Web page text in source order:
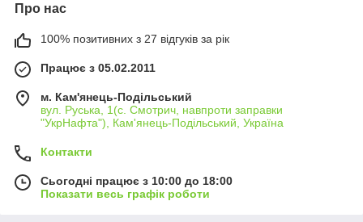
Про нас
100% позитивних з 27 відгуків за рік
Працює з 05.02.2011
м. Кам'янець-Подільський
вул. Руська, 1(с. Смотрич, навпроти заправки
"УкрНафта"), Кам'янець-Подільський, Україна
Контакти
Сьогодні працює з 10:00 до 18:00
Показати весь графік роботи